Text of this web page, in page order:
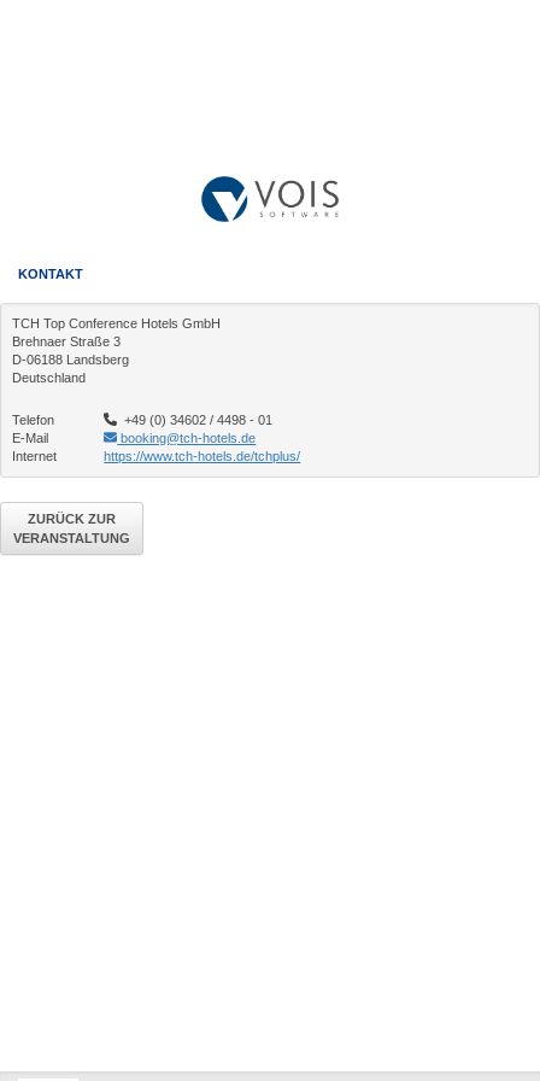
KONTAKT
TCH Top Conference Hotels GmbH
Brehnaer Straße 3
D-06188 Landsberg
Deutschland
Telefon
+49 (0) 34602 / 4498 - 01
E-Mail
booking@tch-hotels.de
Internet
https://www.tch-hotels.de/tchplus/
ZURÜCK ZUR
VERANSTALTUNG